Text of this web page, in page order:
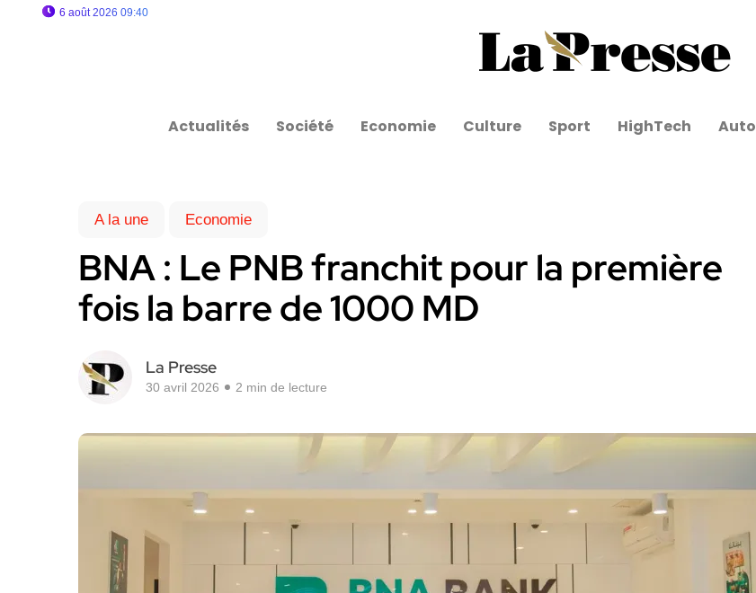
6 août 2026 09:40
Actualités Société Economie Culture Sport HighTech Auto
A la une Economie
BNA : Le PNB franchit pour la première
fois la barre de 1000 MD
La Presse
30 avril 2026 2 min de lecture